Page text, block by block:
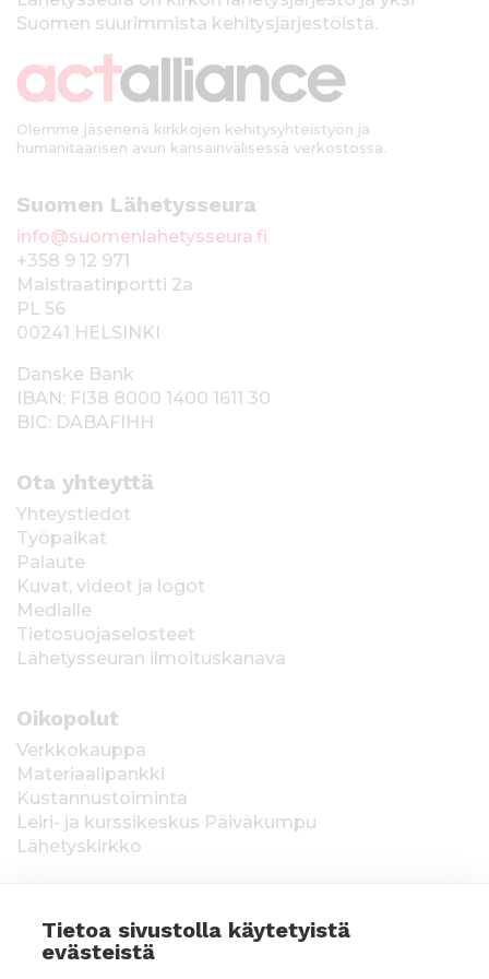
Tietoa sivustolla käytetyistä
evästeistä
Suomen suurimmista kehitysjärjestöistä.
Olemme jäsenenä kirkkojen kehitysyhteistyön ja
humanitaarisen avun kansainvälisessä verkostossa.
Suomen Lähetysseura
info@suomenlahetysseura.fi
+358 9 12 971
Maistraatinportti 2a
PL 56
00241 HELSINKI
Danske Bank
IBAN: FI38 8000 1400 1611 30
BIC: DABAFIHH
Ota yhteyttä
Yhteystiedot
Työpaikat
Palaute
Kuvat, videot ja logot
Medialle
Tietosuojaselosteet
Lähetysseuran ilmoituskanava
Oikopolut
Verkkokauppa
Materiaalipankki
Kustannustoiminta
Leiri- ja kurssikeskus Päiväkumpu
Lähetyskirkko